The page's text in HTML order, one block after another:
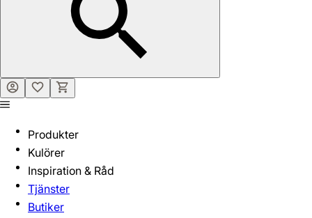
Produkter
Kulörer
Inspiration & Råd
Tjänster
Butiker